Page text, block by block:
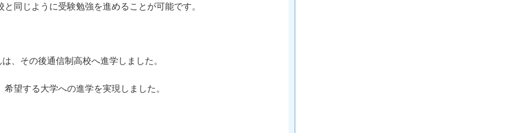
同じように受験勉強を進めることが可能です。
、その後通信制高校へ進学しました。
望する大学への進学を実現しました。